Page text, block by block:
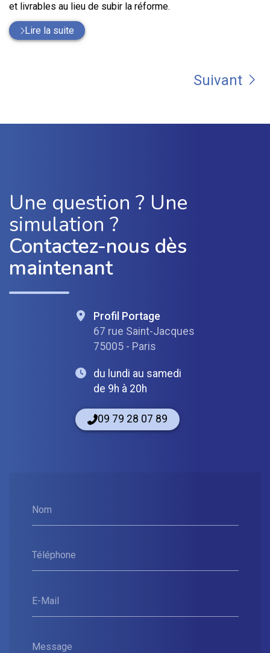
et livrables au lieu de subir la réforme.
Lire la suite
Suivant
Une question ? Une
simulation ?
Contactez-nous dès
maintenant
Nom
Téléphone
E-Mail
Message
Profil Portage
67 rue Saint-Jacques
75005 - Paris
du lundi au samedi
de 9h à 20h
09 79 28 07 89